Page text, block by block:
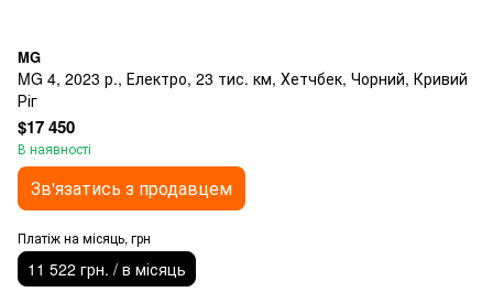
MG
MG 4, 2023 р., Електро, 23 тис. км, Хетчбек, Чорний, Кривий
Ріг
$17 450
В наявності
Зв'язатись з продавцем
Платіж на місяць, грн
11 522 грн. / в місяць